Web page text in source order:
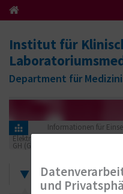
Institut für
Department für
Informationen für
Elektrolyte, Enzyme, Substrate,
GH (Glykiertes Hämoglobin)
Zertifikate
und